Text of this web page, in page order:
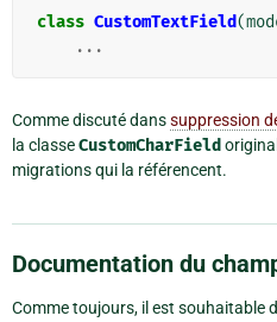
class CustomTextField(
...
Comme discuté danssuppression
la classeCustomCharField
migrations qui la référencent.
Documentation du
Comme toujours, il est souhaitable